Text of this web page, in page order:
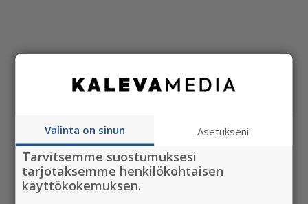
Valjasta äänen voima
Valinta on sinun Asetukseni
Tarvitsemme suostumuksesi
tarjotaksemme henkilökohtaisen
käyttökokemuksen.